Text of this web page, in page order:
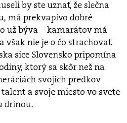
by ste uznať, že slečna
má prekvapivo dobré
už býva – kamarátov má
však nie je o čo strachovať.
síce Slovensko pripomína
ktorý sa skôr než na
svojich predkov
a svoje miesto vo svete
drinou.